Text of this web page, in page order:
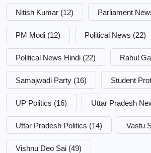
Nitish Kumar (12) Parliament
PM Modi (12) Political News (22)
Political News Hindi (22) Rahul
Samajwadi Party (16) Student
UP Politics (16) Uttar Pradesh
Uttar Pradesh Politics (14) Vastu
Vishnu Deo Sai (49)